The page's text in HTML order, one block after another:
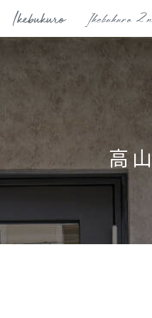
高